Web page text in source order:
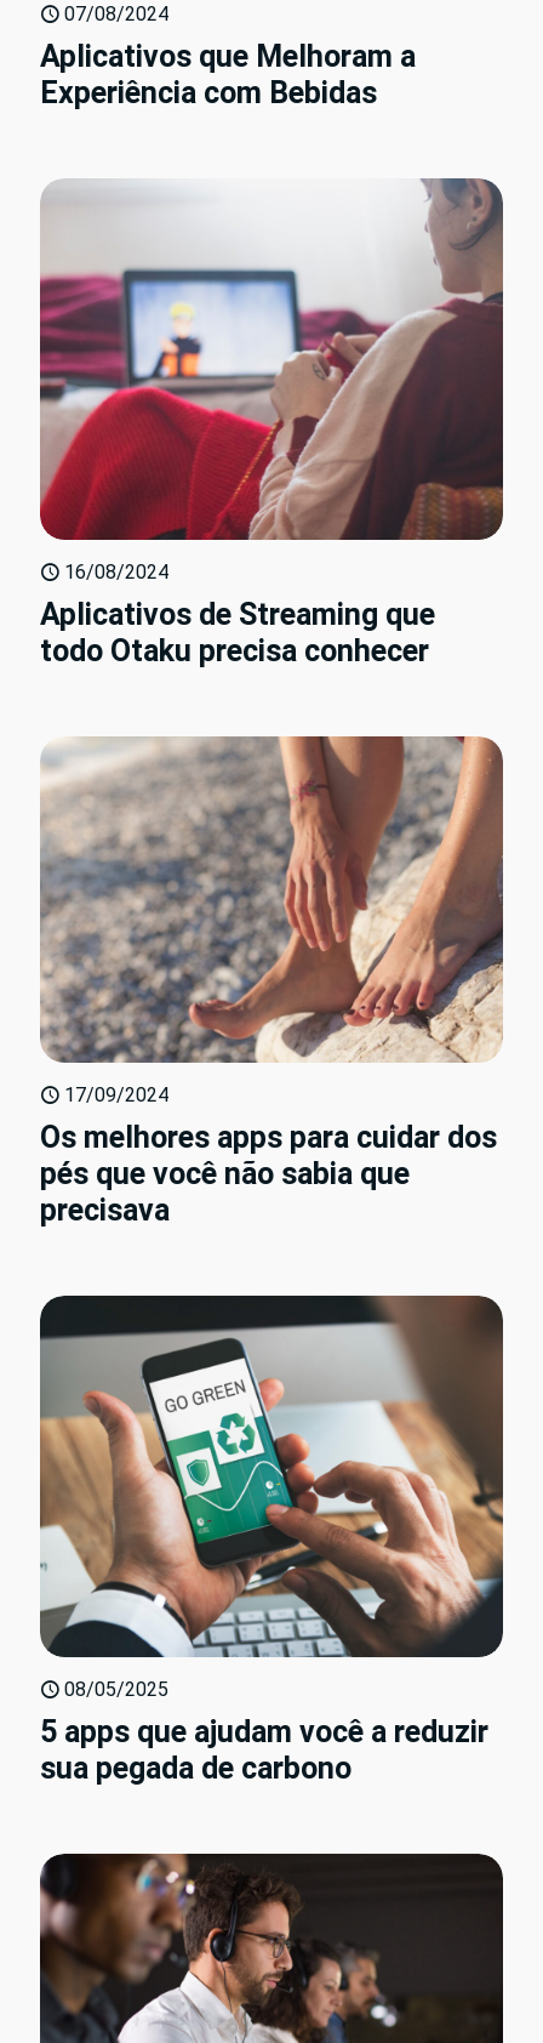
07/08/2024
Aplicativos que Melhoram a
Experiência com Bebidas
16/08/2024
Aplicativos de Streaming que
todo Otaku precisa conhecer
17/09/2024
Os melhores apps para cuidar dos
pés que você não sabia que
precisava
08/05/2025
5 apps que ajudam você a reduzir
sua pegada de carbono